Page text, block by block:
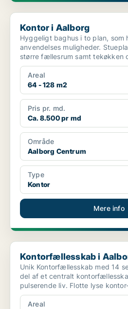
Kontor i Aalborg
Kontor i Aalborg
Hyggeligt baghus i to plan, som
anvendelses muligheder.
større fællesrum samt tekøkken
med stort...
Areal
64 - 128 m2
Pris pr. md.
Ca. 8.500 pr md
Område
Aalborg Centrum
Type
Kontor
Mere info
Kontorfællesskab i Aalborg
Kontorfællesskab i
Unik Kontorfællesskab med 14
del af et centralt
pulserende liv. Flotte lyse
Areal